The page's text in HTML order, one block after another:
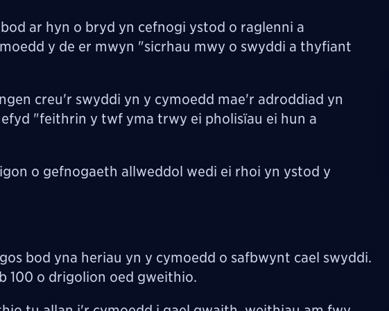
ar hyn o bryd yn cefnogi ystod o raglenni a
y de er mwyn "sicrhau mwy o swyddi a thyfiant
creu'r swyddi yn y cymoedd mae'r adroddiad yn
"feithrin y twf yma trwy ei pholisïau ei hun a
o gefnogaeth allweddol wedi ei rhoi yn ystod y
bod yna heriau yn y cymoedd o safbwynt cael swyddi.
100 o drigolion oed gweithio.